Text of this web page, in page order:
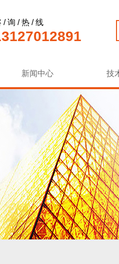
/ 询 / 热 / 线
新闻中心 技